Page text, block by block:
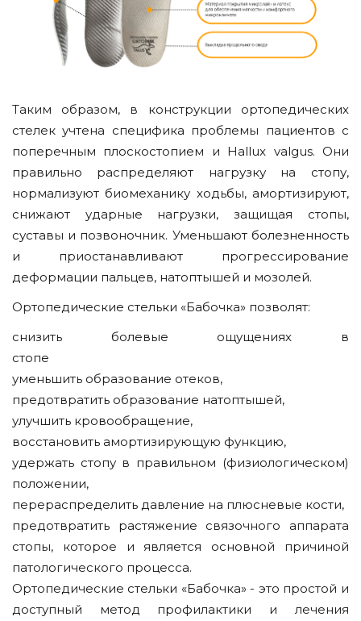
Таким образом, в конструкции ортопедических
стелек учтена специфика проблемы пациентов c
поперечным плоскостопием и Hallux valgus. Они
правильно распределяют нагрузку на стопу,
нормализуют биомеханику ходьбы, амортизируют,
снижают ударные нагрузки, защищая стопы,
суставы и позвоночник. Уменьшают болезненность
и приостанавливают прогрессирование
деформации пальцев, натоптышей и мозолей.
Ортопедические стельки «Бабочка» позволят:
снизить болевые ощущениях в
стопе
уменьшить образование отеков,
предотвратить образование натоптышей,
улучшить кровообращение,
восстановить амортизирующую функцию,
удержать стопу в правильном (физиологическом)
положении,
перераспределить давление на плюсневые кости,
предотвратить растяжение связочного аппарата
стопы, которое и является основной причиной
патологического процесса.
Ортопедические стельки «Бабочка» - это простой и
доступный метод профилактики и лечения